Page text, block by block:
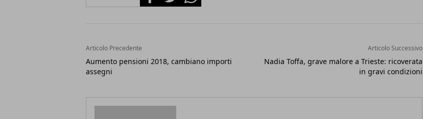
Articolo Precedente
Aumento pensioni 2018, cambiano importi
assegni
Articolo Successivo
Nadia Toffa, grave malore a Trieste: ricoverata
in gravi condizioni